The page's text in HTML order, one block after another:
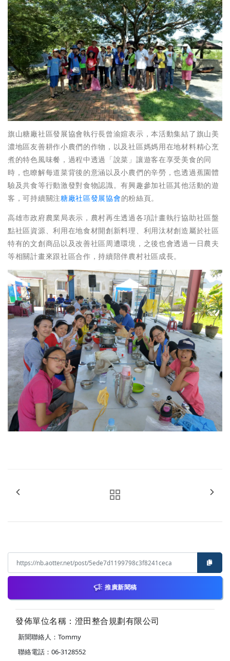
旗山糖廠社區發展協會執行長曾渝媗表示，本活動集結了旗山美
濃地區友善耕作小農們的作物，以及社區媽媽用在地材料精心烹
煮的特色風味餐，過程中透過「說菜」讓遊客在享受美食的同
時，也瞭解每道菜背後的意涵以及小農們的辛勞，也透過蕉園體
驗及共食等行動激發對食物認識。有興趣參加社區其他活動的遊
客，可持續關注糖廠社區發展協會的粉絲頁。
高雄市政府農業局表示，農村再生透過各項計畫執行協助社區盤
點社區資源、利用在地食材開創新料理、利用汰材創造屬於社區
特有的文創商品以及改善社區周遭環境，之後也會透過一日農夫
等相關計畫來跟社區合作，持續陪伴農村社區成長。
推廣新聞稿
發佈單位名稱：澄田整合規劃有限公司
新聞聯絡人：Tommy
聯絡電話：06-3128552